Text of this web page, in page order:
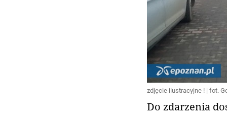
zdjęcie ilustracyjne ! | fot.
Do zdarzenia